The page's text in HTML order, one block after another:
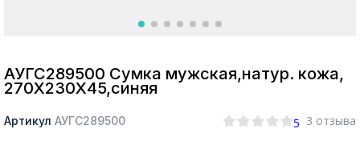
АУГС289500 Сумка мужская,натур. кожа,
270Х230Х45,синяя
Артикул АУГС289500 5 3 отзыва